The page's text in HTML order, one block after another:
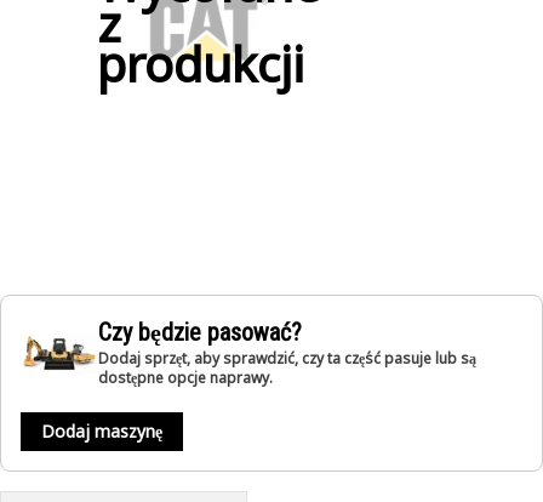
z
produkcji
Czy będzie pasować?
Dodaj sprzęt, aby sprawdzić, czy ta część pasuje lub są
dostępne opcje naprawy.
Dodaj maszynę